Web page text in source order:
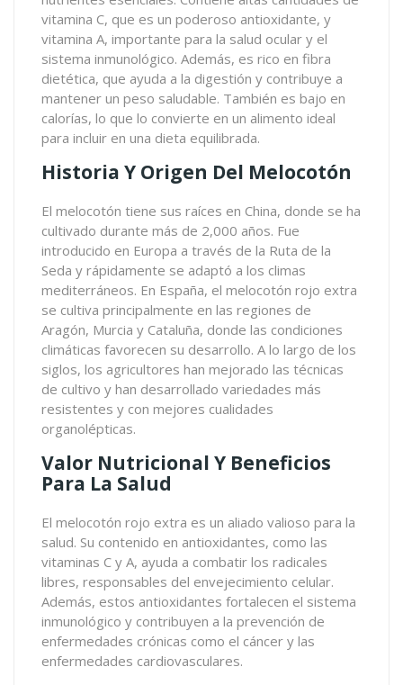
vitamina C, que es un poderoso antioxidante, y
vitamina A, importante para la salud ocular y el
sistema inmunológico. Además, es rico en fibra
dietética, que ayuda a la digestión y contribuye a
mantener un peso saludable. También es bajo en
calorías, lo que lo convierte en un alimento ideal
para incluir en una dieta equilibrada.
Historia Y Origen Del Melocotón
El melocotón tiene sus raíces en China, donde se ha
cultivado durante más de 2,000 años. Fue
introducido en Europa a través de la Ruta de la
Seda y rápidamente se adaptó a los climas
mediterráneos. En España, el melocotón rojo extra
se cultiva principalmente en las regiones de
Aragón, Murcia y Cataluña, donde las condiciones
climáticas favorecen su desarrollo. A lo largo de los
siglos, los agricultores han mejorado las técnicas
de cultivo y han desarrollado variedades más
resistentes y con mejores cualidades
organolépticas.
Valor Nutricional Y Beneficios
Para La Salud
El melocotón rojo extra es un aliado valioso para la
salud. Su contenido en antioxidantes, como las
vitaminas C y A, ayuda a combatir los radicales
libres, responsables del envejecimiento celular.
Además, estos antioxidantes fortalecen el sistema
inmunológico y contribuyen a la prevención de
enfermedades crónicas como el cáncer y las
enfermedades cardiovasculares.